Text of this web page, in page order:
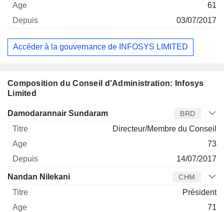
61
03/07/2017
Accéder à la gouvernance de INFOSYS LIMITED
Composition du Conseil d'Administration: Infosys
Limited
Administrateur Titre Age Depuis
Damodarannair Sundaram BRD
Directeur/Membre du Conseil
73
14/07/2017
Nandan Nilekani CHM
Président
71